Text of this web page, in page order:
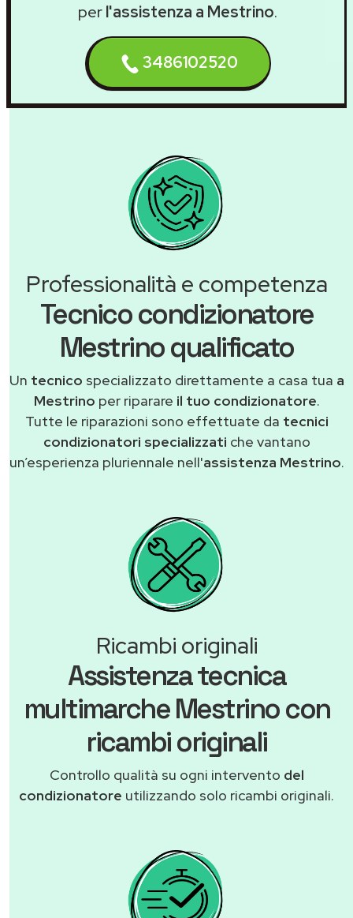
perl'assistenza a Mestrino.
3486102520
Professionalità e competenza
Tecnico condizionatore
Mestrino qualificato
Un tecnico specializzato direttamente a casa tua a
Mestrino per riparare il tuo condizionatore.
Tutte le riparazioni sono effettuate da tecnici
condizionatori specializzati che vantano
un’esperienza pluriennale nell'assistenza Mestrino.
Ricambi originali
Assistenza tecnica
multimarche Mestrino con
ricambi originali
Controllo qualità su ogni intervento del
condizionatore utilizzando solo ricambi originali.